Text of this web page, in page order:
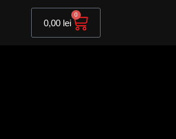
0,00 lei
0
Cart